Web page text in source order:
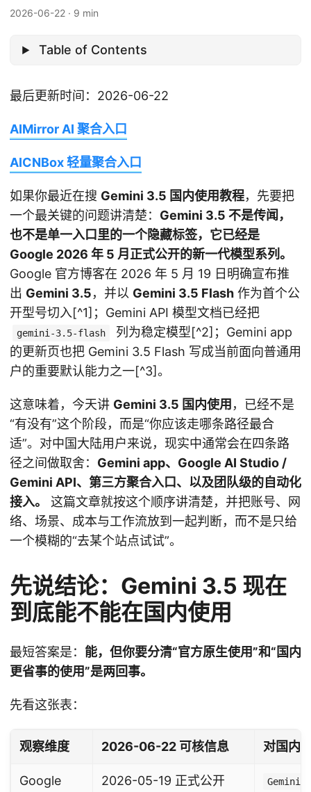
2026-06-22 · 9 min
Table of Contents
最后更新时间：2026-06-22
AIMirror AI 聚合入口
AICNBox 轻量聚合入口
如果你最近在搜 Gemini 3.5 国内使用教程，先要把
一个最关键的问题讲清楚： Gemini 3.5 不是传闻，
也不是单一入口里的一个隐藏标签，它已经是
Google 2026 年 5 月正式公开的新一代模型系列。
Google 官方博客在 2026 年 5 月 19 日明确宣布推
出 Gemini 3.5，并以 Gemini 3.5 Flash 作为首个公
开型号切入[^1]；Gemini API 模型文档已经把
gemini-3.5-flash
列为稳定模型[^2]；Gemini app
的更新页也把 Gemini 3.5 Flash 写成当前面向普通用
户的重要默认能力之一[^3]。
这意味着，今天讲 Gemini 3.5 国内使用 ，已经不是
“有没有”这个阶段，而是“你应该走哪条路径最合
适”。对中国大陆用户来说，现实中通常会在四条路
径之间做取舍： Gemini app、Google AI Studio /
Gemini API、第三方聚合入口、以及团队级的自动化
接入。
这篇文章就按这个顺序讲清楚，并把账号、网
络、场景、成本与工作流放到一起判断，而不是只给
一个模糊的“去某个站点试试”。
先说结论：Gemini 3.5 现在
到底能不能在国内使用
最短答案是： 能，但你要分清“官方原生使用”和“国内
更省事的使用”是两回事。
先看这张表：
观察维度 2026-06-22 可核信息 对国内
Google
2026-05-19 正式公开
Gemini